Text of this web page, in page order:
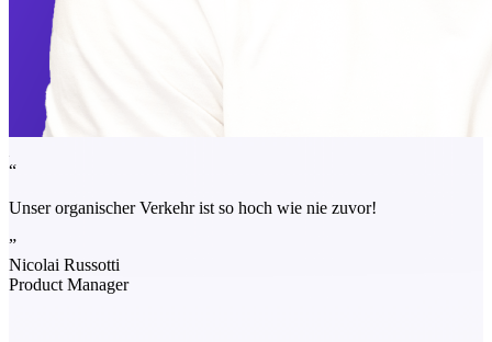
“
Unser organischer Verkehr ist so hoch wie nie zuvor!
”
Nicolai Russotti
Product Manager